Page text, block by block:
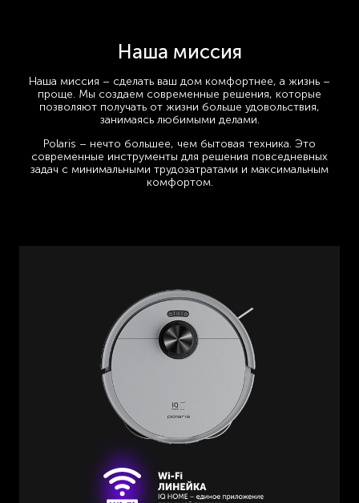
Наша миссия
Наша миссия – сделать ваш дом комфортнее, а жизнь –
проще. Мы создаем современные решения, которые
позволяют получать от жизни больше удовольствия,
занимаясь любимыми делами.
Polaris – нечто большее, чем бытовая техника. Это
современные инструменты для решения повседневных
задач с минимальными трудозатратами и максимальным
комфортом.